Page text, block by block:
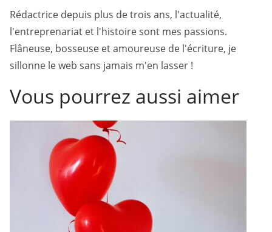
Rédactrice depuis plus de trois ans, l'actualité,
l'entreprenariat et l'histoire sont mes passions.
Flâneuse, bosseuse et amoureuse de l'écriture, je
sillonne le web sans jamais m'en lasser !
Vous pourrez aussi aimer